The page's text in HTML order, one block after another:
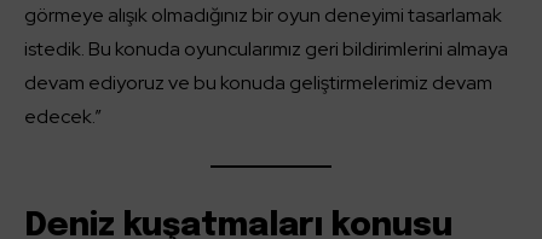
görmeye alışık olmadığınız bir oyun deneyimi tasarlamak
istedik. Bu konuda oyuncularımız geri bildirimlerini almaya
devam ediyoruz ve bu konuda geliştirmelerimiz devam
edecek.”
Deniz kuşatmaları konusu